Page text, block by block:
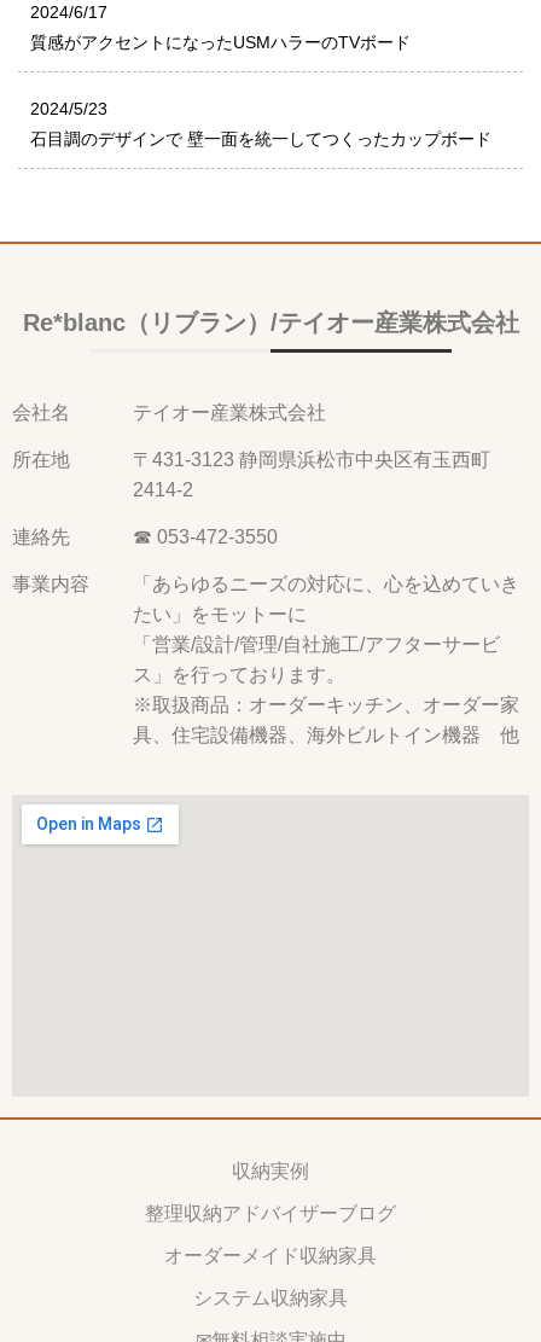
2024/6/17
質感がアクセントになったUSMハラーのTVボード
2024/5/23
石目調のデザインで 壁一面を統一してつくったカップボード
Re*blanc（リブラン）/テイオー産業株式会社
会社名 テイオー産業株式会社
所在地
〒431-3123 静岡県浜松市中央区有玉西町
2414-2
連絡先 ☎ 053-472-3550
事業内容
「あらゆるニーズの対応に、心を込めていき
たい」をモットーに
「営業/設計/管理/自社施工/アフターサービ
ス」を行っております。
※取扱商品：オーダーキッチン、オーダー家
具、住宅設備機器、海外ビルトイン機器 他
収納実例
整理収納アドバイザーブログ
オーダーメイド収納家具
システム収納家具